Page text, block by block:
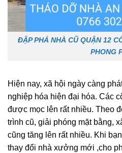
ĐẬP PHÁ NHÀ CŨ QUẬN 12
PHONG
Hiện nay, xã hội ngày càng
nghiệp hóa hiện đại hóa. Các
được mọc lên rất nhiều. Theo
trình cũ, giải phóng mặt bằng,
cũng tăng lên rất nhiều. Khi
thay đổi nhà xưởng mới ,cho